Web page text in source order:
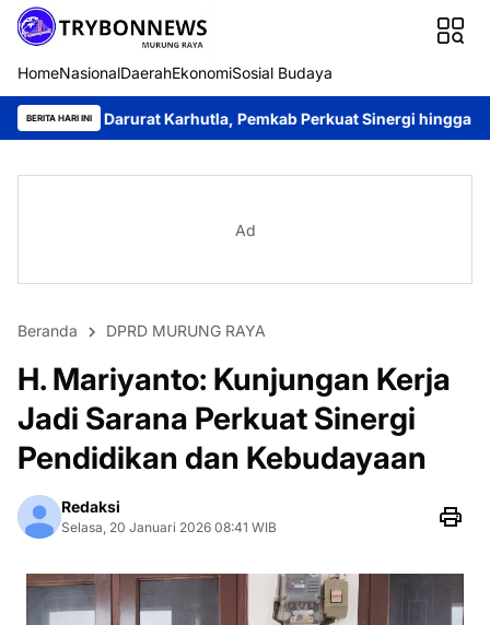
HomeNasionalDaerahEkonomiSosial Budaya
BERITA HARI INI
Karhutla, Pemkab Perkuat Sinergi hingga Tingkat Desa
Ad
Beranda DPRD MURUNG RAYA
H. Mariyanto: Kunjungan Kerja
Jadi Sarana Perkuat Sinergi
Pendidikan dan Kebudayaan
Redaksi
Selasa, 20 Januari 2026 08:41 WIB